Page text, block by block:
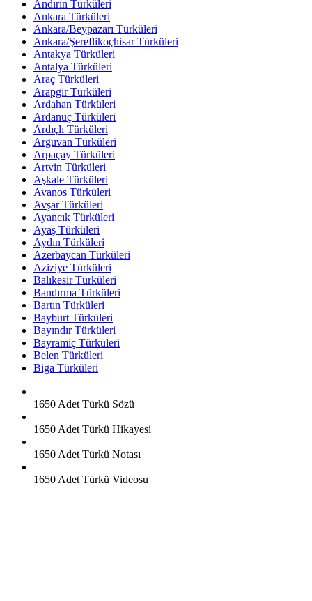
Andırın Türküleri
Ankara Türküleri
Ankara/Beypazarı Türküleri
Ankara/Şereflikoçhisar Türküleri
Antakya Türküleri
Antalya Türküleri
Araç Türküleri
Arapgir Türküleri
Ardahan Türküleri
Ardanuç Türküleri
Ardıçlı Türküleri
Arguvan Türküleri
Arpaçay Türküleri
Artvin Türküleri
Aşkale Türküleri
Avanos Türküleri
Avşar Türküleri
Ayancık Türküleri
Ayaş Türküleri
Aydın Türküleri
Azerbaycan Türküleri
Aziziye Türküleri
Balıkesir Türküleri
Bandırma Türküleri
Bartın Türküleri
Bayburt Türküleri
Bayındır Türküleri
Bayramiç Türküleri
Belen Türküleri
Biga Türküleri
1650 Adet Türkü Sözü
1650 Adet Türkü Hikayesi
1650 Adet Türkü Notası
1650 Adet Türkü Videosu